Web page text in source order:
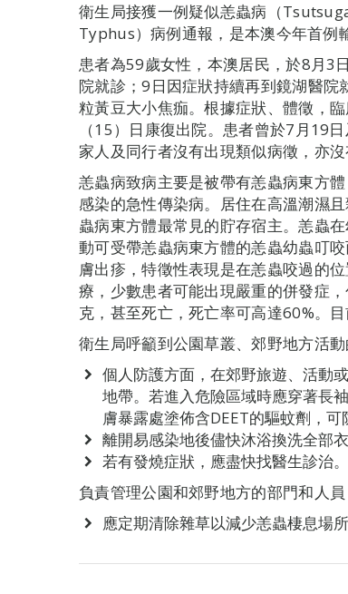
衛生局接獲一例疑似恙蟲病（
Typhus）病例通報，是本澳今年首例
患者為59歲女性，本澳居民，於8月3
院就診；9日因症狀持續再到鏡湖醫
粒黃豆大小焦痂。根據症狀、體徵，
（15）日康復出院。患者曾於7月19
家人及同行者沒有出現類似病徵，亦沒
恙蟲病致病主要是被帶有恙蟲病東方
感染的急性傳染病。居住在高溫潮濕
蟲病東方體最常見的貯存宿主。恙蟲
動可受帶恙蟲病東方體的恙蟲幼蟲叮
膚出疹，特徵性表現是在恙蟲咬過的
療，少數患者可能出現嚴重的併發症
克，甚至死亡，死亡率可高達60%。
衛生局呼籲到公園草叢、郊野地方活
個人防護方面，在郊野旅遊、活動
地帶。若進入危險區域時應穿著長
膚暴露處塗佈含DEET的驅蚊劑，可
離開易感染地後儘快沐浴換洗全部
若有發燒症狀，應盡快找醫生診治。
負責管理公園和郊野地方的部門和人員
應定期清除雜草以減少恙蟲棲息場